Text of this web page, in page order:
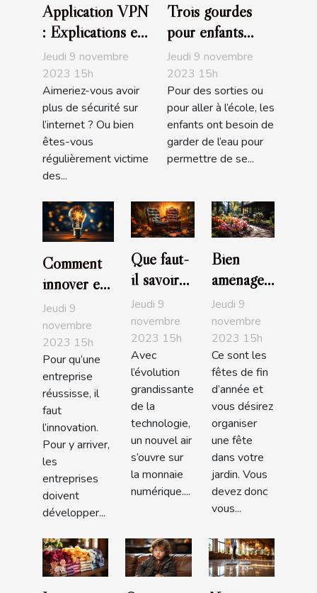
Application VPN
: Explications et
avantages
Jeudi 9 novembre
2023 15h
Aimeriez-vous avoir
plus de sécurité sur
l’internet ? Ou bien
êtes-vous
régulièrement victime
des...
Trois gourdes
pour enfants
recommandés
Jeudi 9 novembre
2023 15h
Pour des sorties ou
pour aller à l’école, les
enfants ont besoin de
garder de l’eau pour
permettre de se...
Comment
innover en
entreprise ?
Jeudi 9
novembre
2023 15h
Pour qu’une
entreprise
réussisse, il
faut
l’innovation.
Pour y arriver,
les
entreprises
doivent
développer...
Que faut-
il savoir
de la
crypto-
paradis ?
Jeudi 9
novembre
2023 15h
Avec
l’évolution
grandissante
de la
technologie,
un nouvel air
s’ouvre sur
la monnaie
numérique....
Bien
aménager
son jardin
: comment
s'y
prendre ?
Jeudi 9
novembre
2023 15h
Ce sont les
fêtes de fin
d’année et
vous désirez
organiser
une fête
dans votre
jardin. Vous
devez donc
vous...